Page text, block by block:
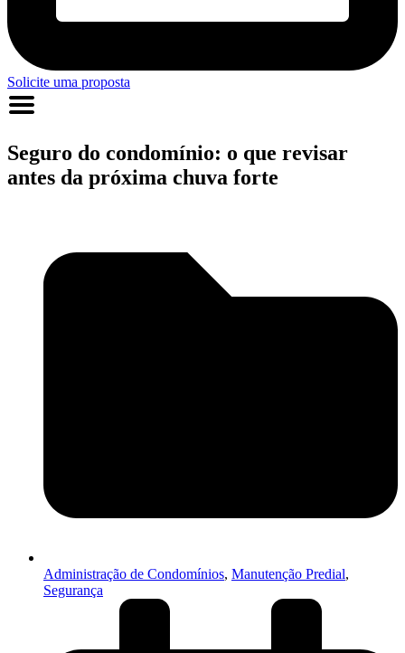
Solicite uma proposta
Seguro do condomínio: o que revisar
antes da próxima chuva forte
Administração de Condomínios, Manutenção Predial,
Segurança